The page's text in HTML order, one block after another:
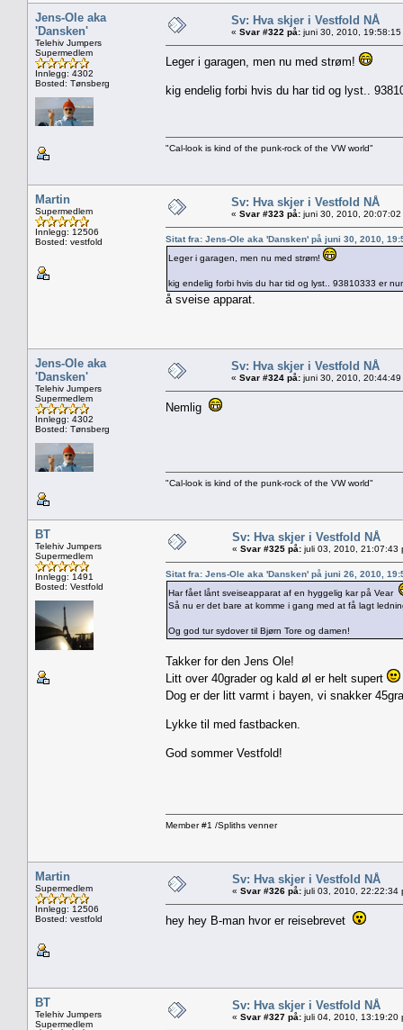
Jens-Ole aka
'Dansken'
Telehiv Jumpers
Supermedlem
Innlegg: 4302
Bosted: Tønsberg
Sv: Hva skjer i Vestfold NÅ
« Svar #322 på: juni 30, 2010, 19:58:15
Leger i garagen, men nu med strøm!
kig endelig forbi hvis du har tid og lyst..
"Cal-look is kind of the punk-rock of the VW world"
Martin
Supermedlem
Innlegg: 12506
Bosted: vestfold
Sv: Hva skjer i Vestfold NÅ
« Svar #323 på: juni 30, 2010, 20:07:02
Sitat fra: Jens-Ole aka 'Dansken' på juni 30, 2010,
Leger i garagen, men nu med strøm!
kig endelig forbi hvis du har tid og lyst.. 93810333 er
å sveise apparat.
Jens-Ole aka
'Dansken'
Telehiv Jumpers
Supermedlem
Innlegg: 4302
Bosted: Tønsberg
Sv: Hva skjer i Vestfold NÅ
« Svar #324 på: juni 30, 2010, 20:44:49
Nemlig
"Cal-look is kind of the punk-rock of the VW world"
BT
Telehiv Jumpers
Supermedlem
Innlegg: 1491
Bosted: Vestfold
Sv: Hva skjer i Vestfold NÅ
« Svar #325 på: juli 03, 2010, 21:07:43
Sitat fra: Jens-Ole aka 'Dansken' på juni 26, 2010,
Har fået lånt sveiseapparat af en hyggelig kar på Vear
Så nu er det bare at komme i gang med at få lagt
Og god tur sydover til Bjørn Tore og damen!
Takker for den Jens Ole!
Litt over 40grader og kald øl er helt supert
Dog er der litt varmt i bayen, vi snakker
Lykke til med fastbacken.
God sommer Vestfold!
Member #1 /Spliths venner
Martin
Supermedlem
Innlegg: 12506
Bosted: vestfold
Sv: Hva skjer i Vestfold NÅ
« Svar #326 på: juli 03, 2010, 22:22:34
hey hey B-man hvor er reisebrevet
BT
Telehiv Jumpers
Supermedlem
Sv: Hva skjer i Vestfold NÅ
« Svar #327 på: juli 04, 2010, 13:19:20